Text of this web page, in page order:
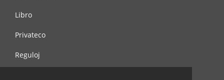
Libro
Privateco
Reguloj